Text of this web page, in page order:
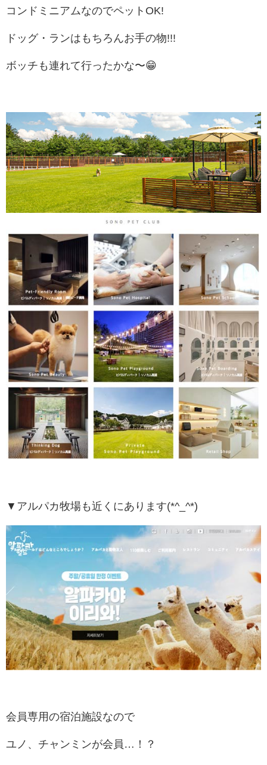
コンドミニアムなのでペットOK!
ドッグ・ランはもちろんお手の物!!!
ボッチも連れて行ったかな〜😁
▼アルパカ牧場も近くにあります(*^_^*)
会員専用の宿泊施設なので
ユノ、チャンミンが会員…！？